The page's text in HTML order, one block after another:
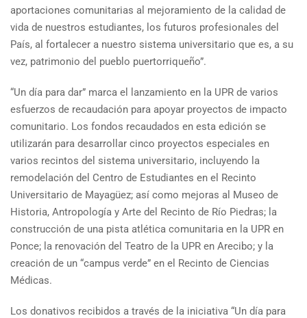
aportaciones comunitarias al mejoramiento de la calidad de
vida de nuestros estudiantes, los futuros profesionales del
País, al fortalecer a nuestro sistema universitario que es, a su
vez, patrimonio del pueblo puertorriqueño”.
“Un día para dar” marca el lanzamiento en la UPR de varios
esfuerzos de recaudación para apoyar proyectos de impacto
comunitario. Los fondos recaudados en esta edición se
utilizarán para desarrollar cinco proyectos especiales en
varios recintos del sistema universitario, incluyendo la
remodelación del Centro de Estudiantes en el Recinto
Universitario de Mayagüez; así como mejoras al Museo de
Historia, Antropología y Arte del Recinto de Río Piedras; la
construcción de una pista atlética comunitaria en la UPR en
Ponce; la renovación del Teatro de la UPR en Arecibo; y la
creación de un “campus verde” en el Recinto de Ciencias
Médicas.
Los donativos recibidos a través de la iniciativa “Un día para